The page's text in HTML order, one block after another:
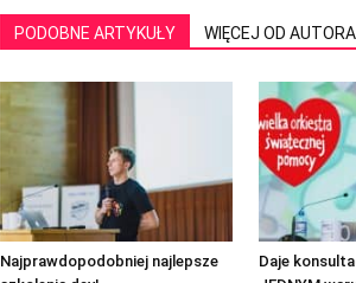
PODOBNE ARTYKUŁY WIĘCEJ OD AUTORA
Najprawdopodobniej najlepsze
Daje